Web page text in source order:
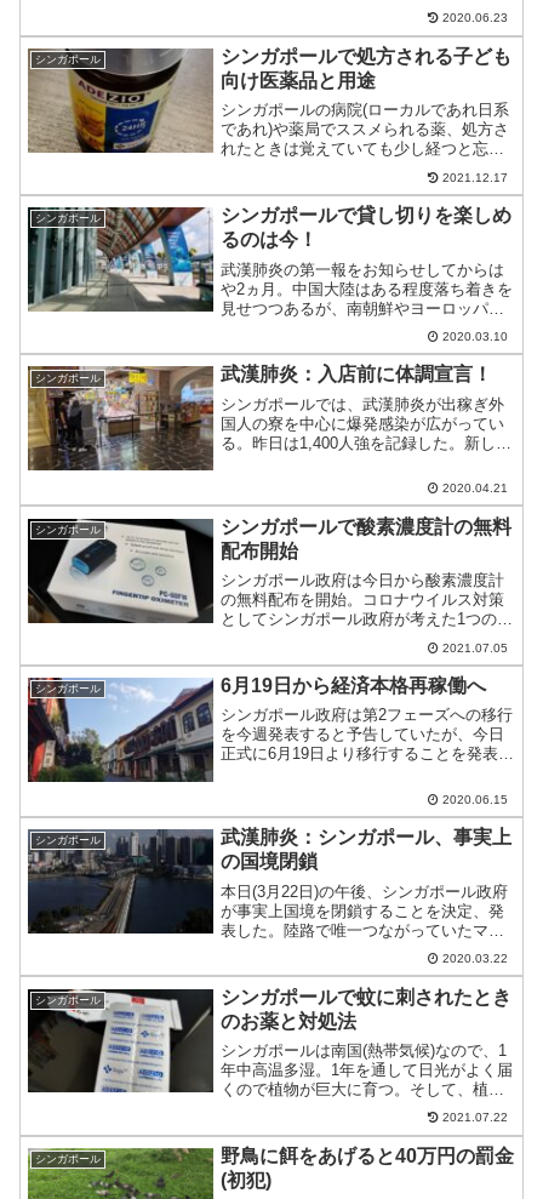
2020.06.23
シンガポール
シンガポールで処方される子ども
向け医薬品と用途
シンガポールの病院(ローカルであれ日系
であれ)や薬局でススメられる薬、処方さ
れたときは覚えていても少し経つと忘れ
たりしないだろうか？そして、効用を見
ようとしても瓶には一切記載がない。さ
てはて…。
2021.12.17
シンガポール
シンガポールで貸し切りを楽しめ
るのは今！
武漢肺炎の第一報をお知らせしてからは
や2ヵ月。中国大陸はある程度落ち着きを
見せつつあるが、南朝鮮やヨーロッパで
は爆発感染が懸念されている。そんな
中、シンガポールの観光エリアは閑古鳥
だらけとなっている。
2020.03.10
シンガポール 武漢肺炎：入店前に体調宣言！
シンガポールでは、武漢肺炎が出稼ぎ外
国人の寮を中心に爆発感染が広がってい
る。昨日は1,400人強を記録した。新しい
に体調宣言が必要なところが出てきた。
2020.04.21
シンガポール
シンガポールで酸素濃度計の無料
配布開始
シンガポール政府は今日から酸素濃度計
の無料配布を開始。コロナウイルス対策
としてシンガポール政府が考えた1つのア
2021.07.05
シンガポール 6月19日から経済本格再稼働へ
シンガポール政府は第2フェーズへの移行
を今週発表すると予告していたが、今日
正式に6月19日より移行することを発表。
2020.06.15
シンガポール
武漢肺炎：シンガポール、事実上
の国境閉鎖
本日(3月22日)の午後、シンガポール政府
が事実上国境を閉鎖することを決定、発
表した。陸路で唯一つながっていたマレ
ーシアとの国境は、マレーシア政府が先
週閉鎖しているので、今回空路が閉鎖さ
れたことで鎖国となる。
2020.03.22
シンガポール
シンガポールで蚊に刺されたとき
のお薬と対処法
シンガポールは南国(熱帯気候)なので、1
年中高温多湿。1年を通して日光がよく届
くので植物が巨大に育つ。そして、植物
と同じくらいによく育つのが昆虫。この
2021.07.22
シンガポール
野鳥に餌をあげると40万円の罰金
(初犯)